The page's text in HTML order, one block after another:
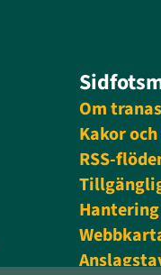
Om
Kakor
RSS-